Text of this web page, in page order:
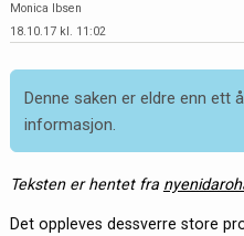
Monica Ibsen
18.10.17 kl. 11:02
Denne saken er eldre enn ett
informasjon.
Teksten er hentet fra
Det oppleves dessverre store